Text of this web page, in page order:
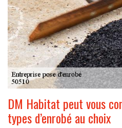
DM Habitat peut vous
types d’enrobé au choix